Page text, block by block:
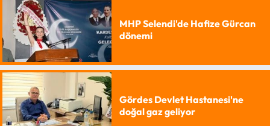
MHP Selendi'de Hafize Gürcan
dönemi
Gördes Devlet Hastanesi'ne
doğal gaz geliyor